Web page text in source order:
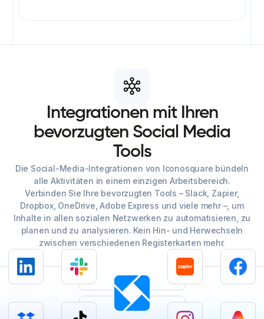
Integrationen mit
Ihren
bevorzugten Social
Media
Tools
Die Social-Media-Integrationen von Iconosquare bündeln
alle Aktivitäten in einem einzigen Arbeitsbereich.
Verbinden Sie Ihre bevorzugten Tools – Slack, Zapier,
Dropbox, OneDrive, Adobe Express und viele mehr –, um
Inhalte in allen sozialen Netzwerken zu automatisieren, zu
planen und zu analysieren. Kein Hin- und Herwechseln
zwischen verschiedenen Registerkarten mehr.